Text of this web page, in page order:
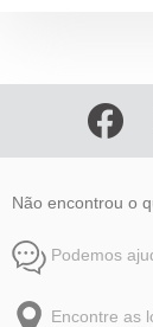
Não encontrou o
Podemos
Encontre as